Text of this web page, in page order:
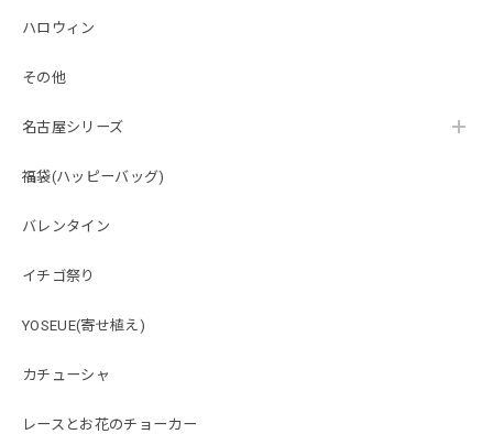
ハロウィン
その他
名古屋シリーズ
福袋(ハッピーバッグ)
バレンタイン
イチゴ祭り
YOSEUE(寄せ植え)
カチューシャ
レースとお花のチョーカー